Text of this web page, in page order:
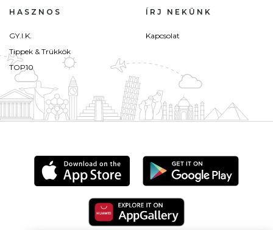
HASZNOS
GY.I.K.
Tippek & Trükkök
TOP10
ÍRJ NEKÜNK
Kapcsolat